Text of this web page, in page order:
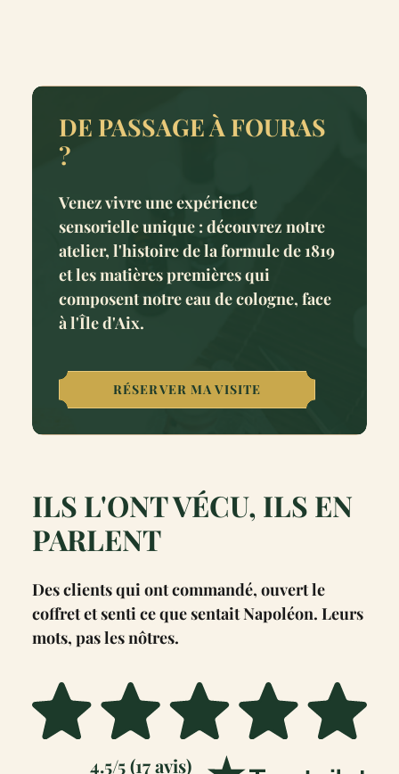
DE PASSAGE À FOURAS
?
Venez vivre une expérience
sensorielle unique : découvrez notre
atelier, l'histoire de la formule de 1819
et les matières premières qui
composent notre eau de cologne, face
à l'Île d'Aix.
RÉSERVER MA VISITE
ILS L'ONT VÉCU, ILS EN
PARLENT
Des clients qui ont commandé, ouvert le
coffret et senti ce que sentait Napoléon. Leurs
mots, pas les nôtres.
4.5/5 (17 avis)